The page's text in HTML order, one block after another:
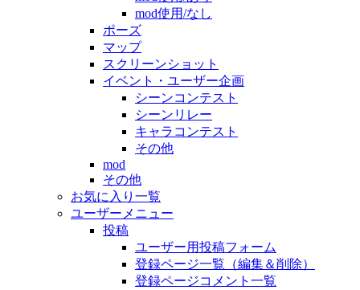
mod使用/なし
ポーズ
マップ
スクリーンショット
イベント・ユーザー企画
シーンコンテスト
シーンリレー
キャラコンテスト
その他
mod
その他
お気に入り一覧
ユーザーメニュー
投稿
ユーザー用投稿フォーム
登録ページ一覧（編集＆削除）
登録ページコメント一覧